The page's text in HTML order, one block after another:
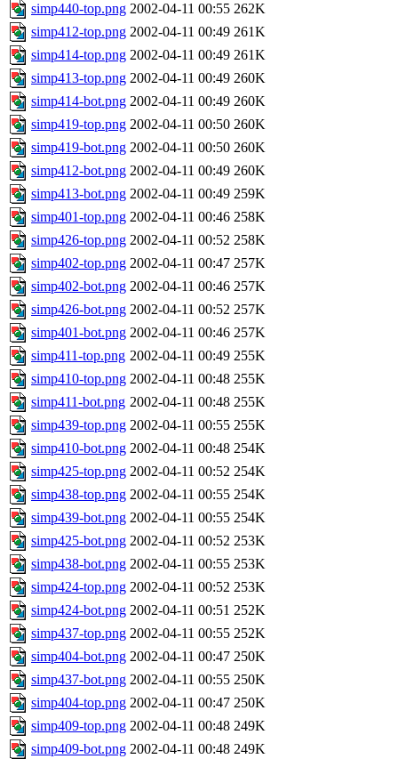
simp440-top.png 2002-04-11 00:55 262K
simp412-top.png 2002-04-11 00:49 261K
simp414-top.png 2002-04-11 00:49 261K
simp413-top.png 2002-04-11 00:49 260K
simp414-bot.png 2002-04-11 00:49 260K
simp419-top.png 2002-04-11 00:50 260K
simp419-bot.png 2002-04-11 00:50 260K
simp412-bot.png 2002-04-11 00:49 260K
simp413-bot.png 2002-04-11 00:49 259K
simp401-top.png 2002-04-11 00:46 258K
simp426-top.png 2002-04-11 00:52 258K
simp402-top.png 2002-04-11 00:47 257K
simp402-bot.png 2002-04-11 00:46 257K
simp426-bot.png 2002-04-11 00:52 257K
simp401-bot.png 2002-04-11 00:46 257K
simp411-top.png 2002-04-11 00:49 255K
simp410-top.png 2002-04-11 00:48 255K
simp411-bot.png 2002-04-11 00:48 255K
simp439-top.png 2002-04-11 00:55 255K
simp410-bot.png 2002-04-11 00:48 254K
simp425-top.png 2002-04-11 00:52 254K
simp438-top.png 2002-04-11 00:55 254K
simp439-bot.png 2002-04-11 00:55 254K
simp425-bot.png 2002-04-11 00:52 253K
simp438-bot.png 2002-04-11 00:55 253K
simp424-top.png 2002-04-11 00:52 253K
simp424-bot.png 2002-04-11 00:51 252K
simp437-top.png 2002-04-11 00:55 252K
simp404-bot.png 2002-04-11 00:47 250K
simp437-bot.png 2002-04-11 00:55 250K
simp404-top.png 2002-04-11 00:47 250K
simp409-top.png 2002-04-11 00:48 249K
simp409-bot.png 2002-04-11 00:48 249K